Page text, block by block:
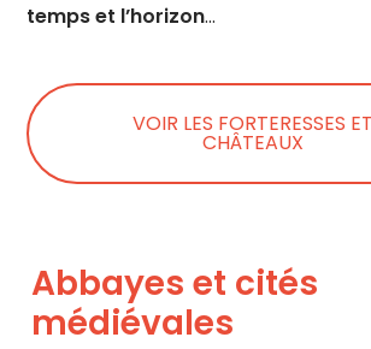
temps et l’horizon…
VOIR LES FORTERESSES ET
CHÂTEAUX
Abbayes et cités
médiévales